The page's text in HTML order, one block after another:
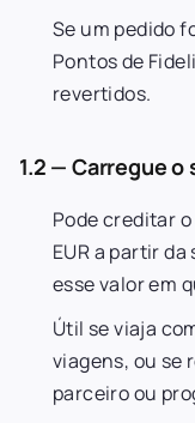
Se um pedido
Pontos de
revertidos.
1.2 — Carregue o
Pode creditar
EUR a partir
esse valor em
Útil se viaja
viagens, ou se
parceiro ou